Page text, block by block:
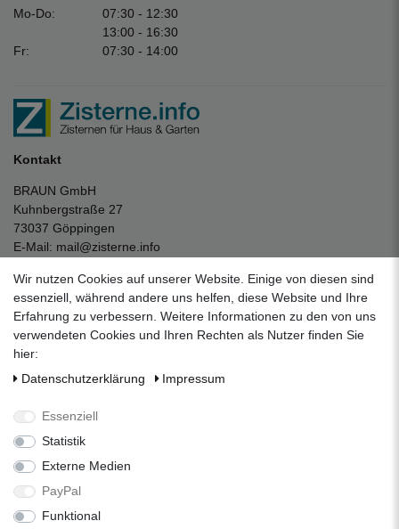
Mo-Do:
07:30 - 12:30
13:00 - 16:30
Fr:
07:30 - 14:00
Kontakt
BRAUN GmbH
Kuhnbergstraße 27
73037 Göppingen
E-Mail: mail@zisterne.info
Unternehmen
Datenschutzerklärung
Impressum
Über uns
Folgen Sie uns auf Social Media
Wir nutzen Cookies auf unserer Website. Einige von diesen sind
essenziell, während andere uns helfen, diese Website und Ihre
Erfahrung zu verbessern. Weitere Informationen zu den von uns
verwendeten Cookies und Ihren Rechten als Nutzer finden Sie
hier:
Daten­schutz­erklärung
Impressum
Essenziell
Statistik
Externe Medien
PayPal
Funktional